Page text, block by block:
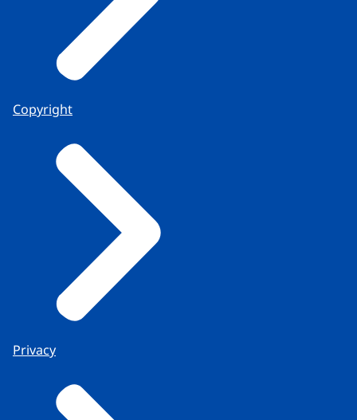
Copyright
Privacy